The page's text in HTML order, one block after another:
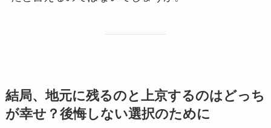
結局、地元に残るのと上京するのはどっち
が幸せ？後悔しない選択のために